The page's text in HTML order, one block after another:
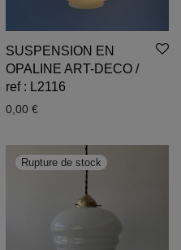
SUSPENSION EN
OPALINE ART-DECO /
ref : L2116
0,00 €